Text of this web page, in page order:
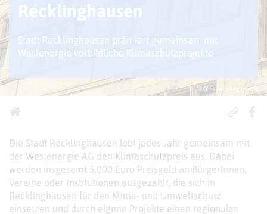
© Kreis Recklinghausen
Recklinghausen
Stadt Recklinghausen prämiert gemeinsam mit
Westenergie vorbildliche Klimaschutzprojekte
Die Stadt Recklinghausen lobt jedes Jahr gemeinsam mit
der Westenergie AG den Klimaschutzpreis aus. Dabei
werden insgesamt 5.000 Euro Preisgeld an BürgerInnen,
Vereine oder Institutionen ausgezahlt, die sich in
Recklinghausen für den Klima- und Umweltschutz
einsetzen und durch eigene Projekte einen regionalen